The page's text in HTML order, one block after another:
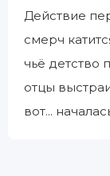
Действие
смерч
чьё детство
отцы
вот...